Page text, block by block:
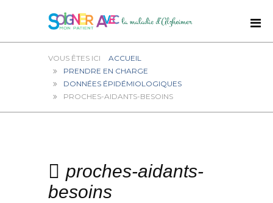
ACCUEIL
PRENDRE EN CHARGE
DONNÉES ÉPIDÉMIOLOGIQUES
PROCHES-AIDANTS-BESOINS
proches-aidants-
besoins